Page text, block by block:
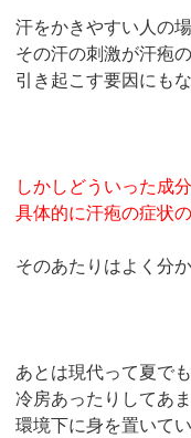
汗をかきやすい人の
その汗の刺激が汗疱
引き起こす要因にも
しかしどういった成
具体的に汗疱の症状
そのあたりはよく分
あとは現代って夏でも
冷房あったりしてあ
環境下に身を置いて